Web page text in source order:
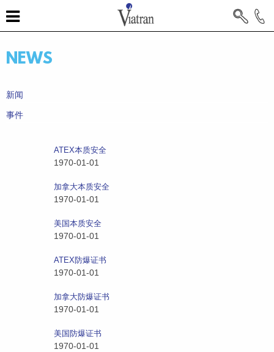
NEWS
新闻
事件
ATEX本质安全
1970-01-01
加拿大本质安全
1970-01-01
美国本质安全
1970-01-01
ATEX防爆证书
1970-01-01
加拿大防爆证书
1970-01-01
美国防爆证书
1970-01-01